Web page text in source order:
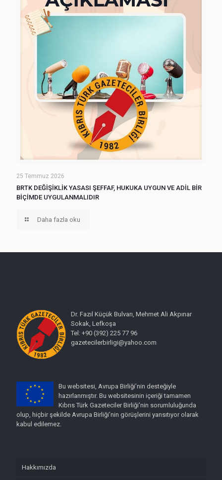
25 Temmuz 2026
BRTK DEĞİŞİKLİK YASASI ŞEFFAF, HUKUKA UYGUN VE ADİL BİR
BİÇİMDE UYGULANMALIDIR
Daha fazla oku
Dr. Fazıl Küçük Bulvarı, Mehmet Ali Akpınar
Sokak, Lefkoşa
Tel: +90 (392) 225 77 96
gazetecilerbirligi@yahoo.com
Bu websitesi, Avrupa Birliği’nin desteğiyle
hazırlanmıştır. Bu websitesinin içeriği tamamen
Kıbrıs Türk Gazeteciler Birliği'nin sorumluluğunda
olup, hiçbir şekilde Avrupa Birliği’nin görüşlerini yansıtıyor olarak
kabul edilemez.
Hakkımızda